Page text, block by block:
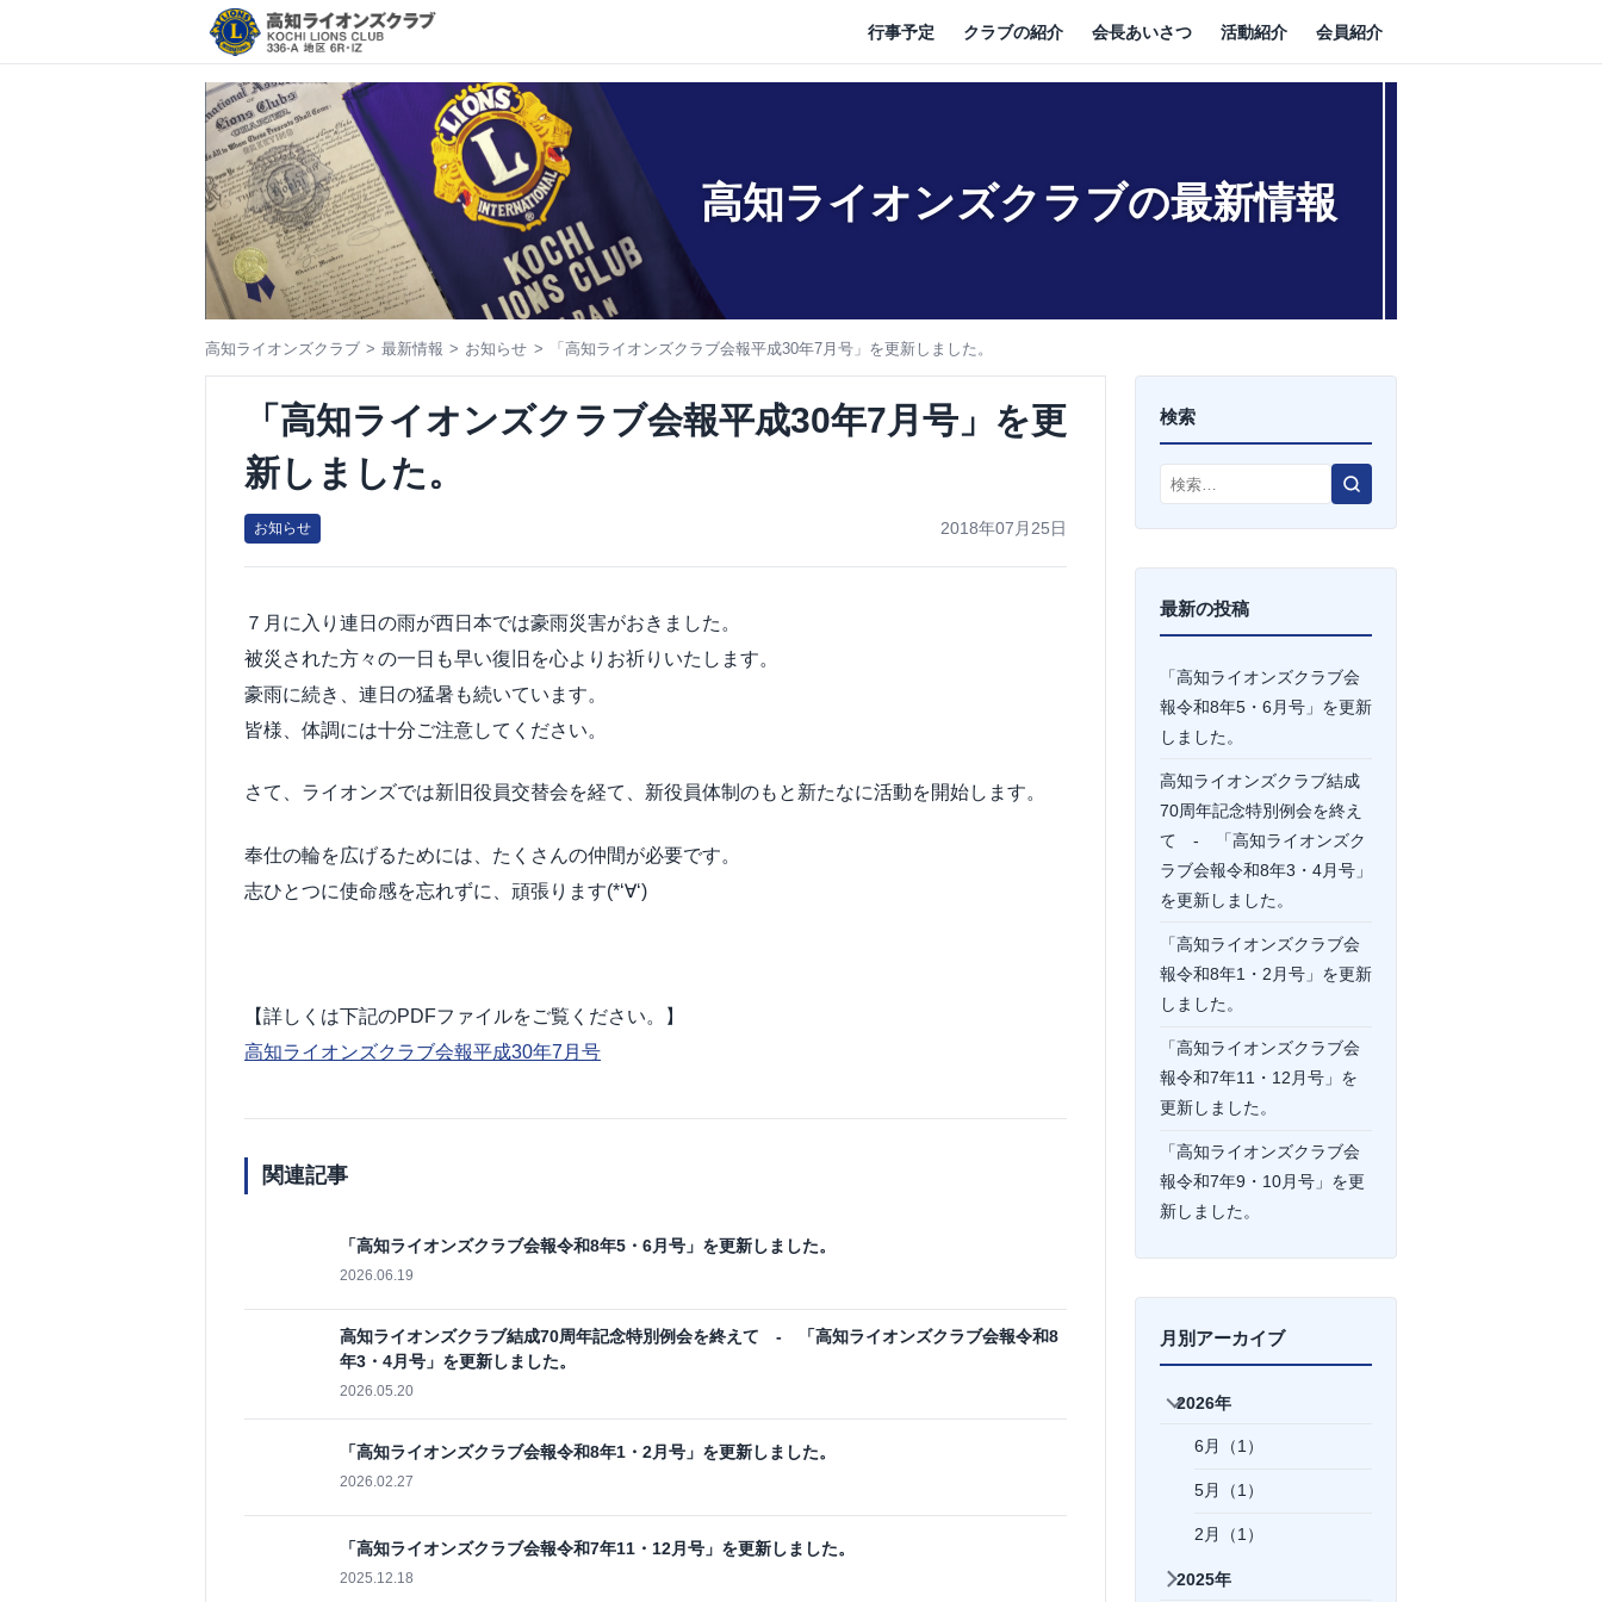
行事予定 クラブの紹介 会長あいさつ 活動紹介 会員紹介
高知ライオンズクラブの最新情報
高知ライオンズクラブ 最新情報 お知らせ 「高知ライオンズクラブ会報平成30年7月号」を更新しました。
「高知ライオンズクラブ会報平成30年7月号」を更
新しました。
お知らせ 2018年07月25日
７月に入り連日の雨が西日本では豪雨災害がおきました。
被災された方々の一日も早い復旧を心よりお祈りいたします。
豪雨に続き、連日の猛暑も続いています。
皆様、体調には十分ご注意してください。
さて、ライオンズでは新旧役員交替会を経て、新役員体制のもと新たなに活動を開始します。
奉仕の輪を広げるためには、たくさんの仲間が必要です。
志ひとつに使命感を忘れずに、頑張ります(*‘∀‘)
【詳しくは下記のPDFファイルをご覧ください。】
高知ライオンズクラブ会報平成30年7月号
関連記事
「高知ライオンズクラブ会報令和8年5・6月号」を更新しました。
2026.06.19
高知ライオンズクラブ結成70周年記念特別例会を終えて - 「高知ライオンズクラブ会報令和8
年3・4月号」を更新しました。
2026.05.20
「高知ライオンズクラブ会報令和8年1・2月号」を更新しました。
2026.02.27
「高知ライオンズクラブ会報令和7年11・12月号」を更新しました。
2025.12.18
検索
検
最新の投稿
「高知ライオンズクラブ会
報令和8年5・6月号」を更新
しました。
高知ライオンズクラブ結成
70周年記念特別例会を終え
て - 「高知ライオンズク
ラブ会報令和8年3・4月号」
を更新しました。
「高知ライオンズクラブ会
報令和8年1・2月号」を更新
しました。
「高知ライオンズクラブ会
報令和7年11・12月号」を
更新しました。
「高知ライオンズクラブ会
報令和7年9・10月号」を更
新しました。
月別アーカイブ
2026年
6月（1）
5月（1）
2月（1）
2025年